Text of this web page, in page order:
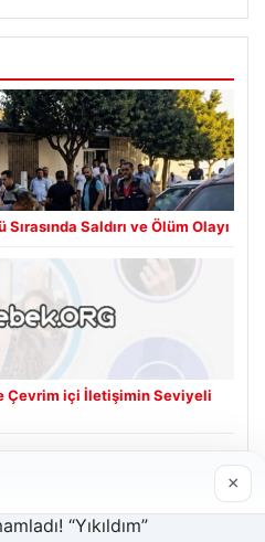
Saldırı ve Ölüm Olayı
Çevrim içi İletişimin Seviyeli
×